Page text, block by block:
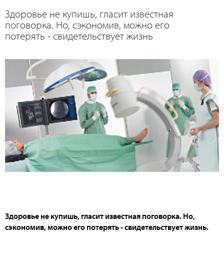
Здоровье не купишь, гласит известная
поговорка. Но, сэкономив, можно его
потерять - свидетельствует жизнь
Здоровье не купишь, гласит известная поговорка. Но,
сэкономив, можно его потерять - свидетельствует жизнь.